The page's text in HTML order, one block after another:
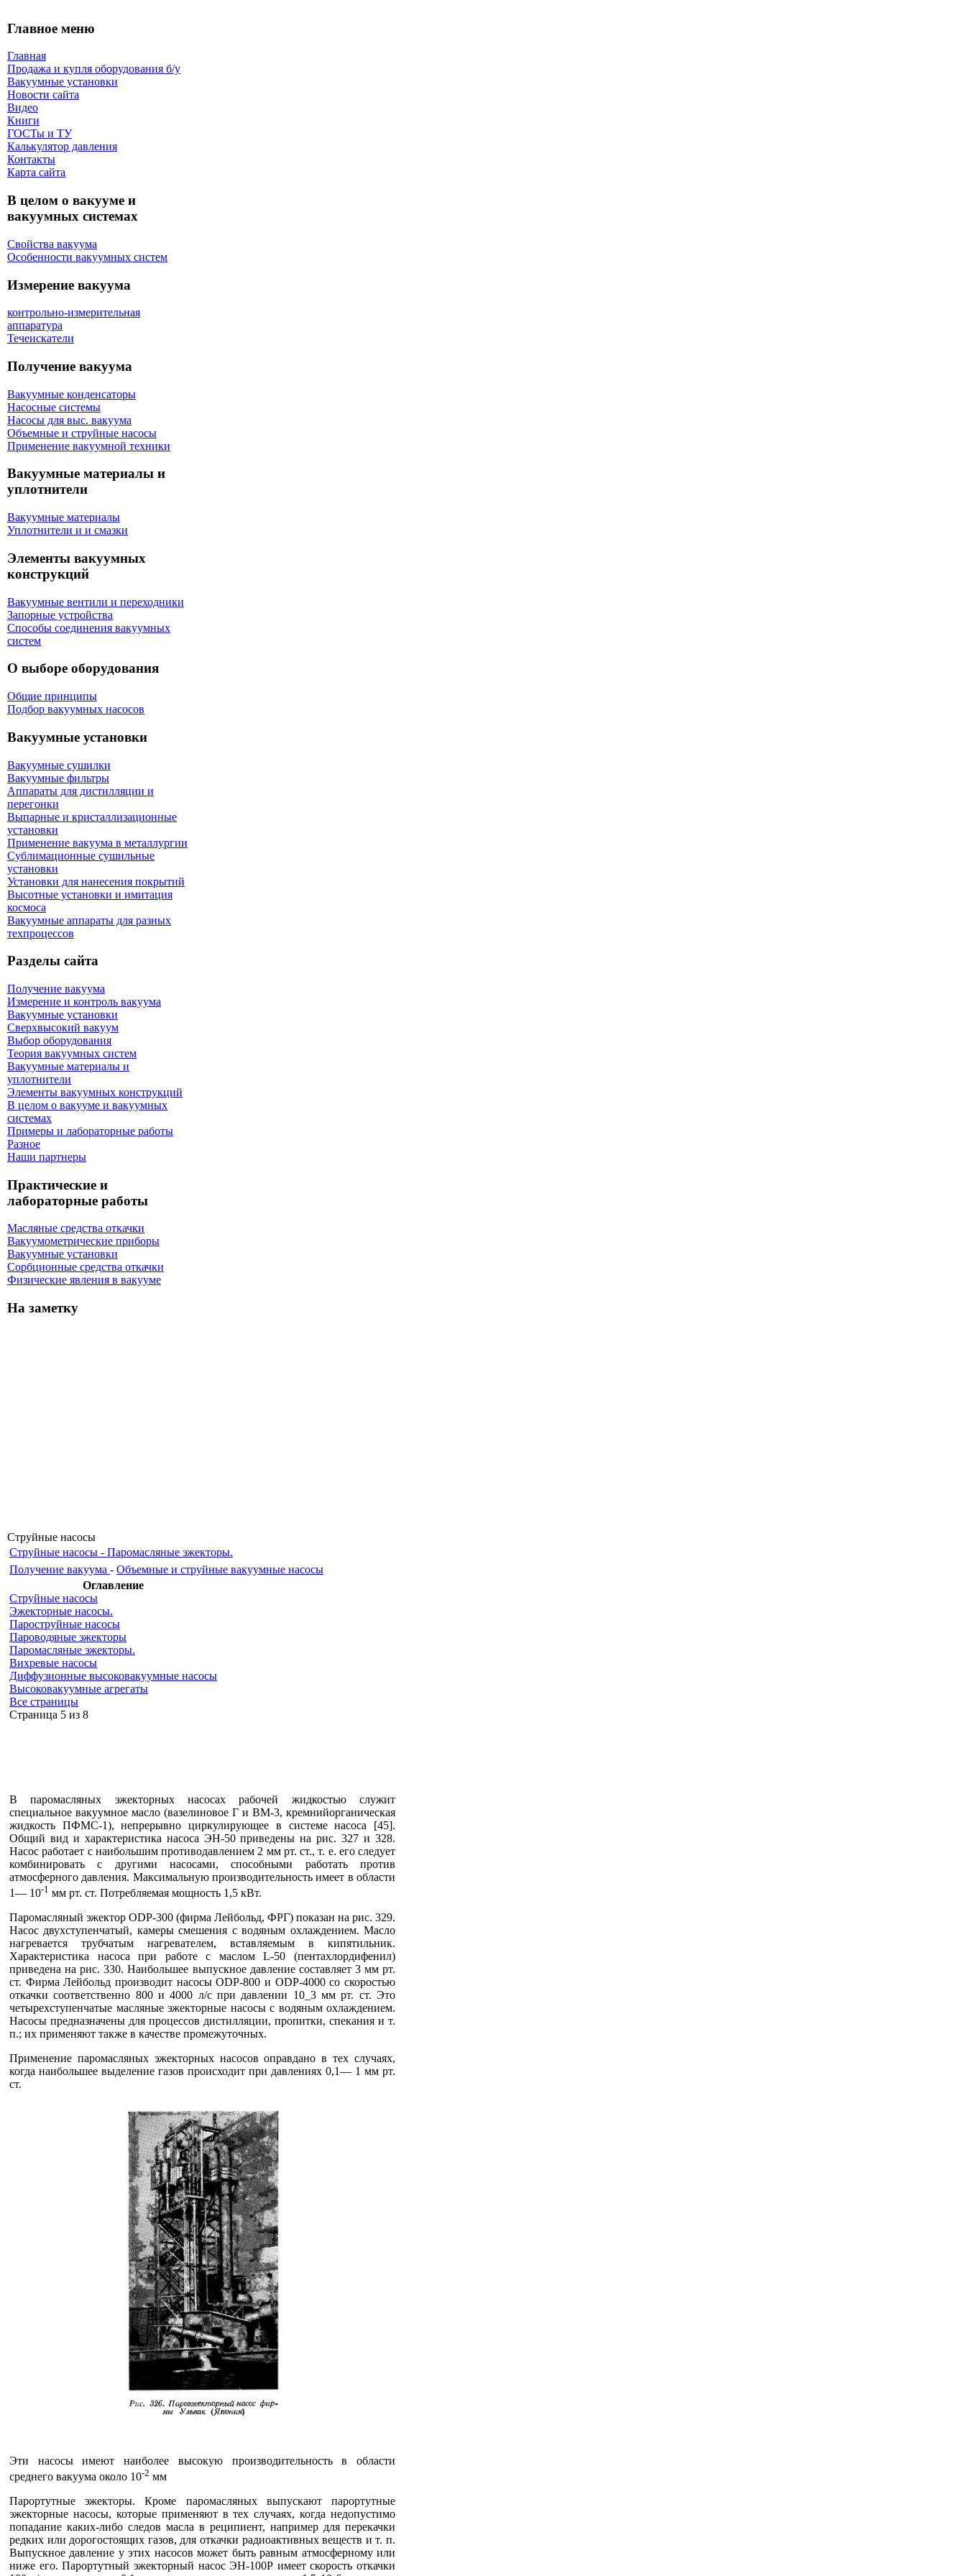
Главное меню
Главная
Продажа и купля оборудования б/y
Вакуумные установки
Новости сайта
Видео
Книги
ГОСТы и ТУ
Калькулятор давления
Контакты
Карта сaйта
В целом о вакууме и
вакуумных системах
Свойства вакуума
Особенности вакуумных систем
Измерение вакуума
контрольно-измерительная
аппаратура
Течеискатели
Получение вакуума
Вакуумные конденсаторы
Насосные системы
Насосы для выс. вакуума
Объемные и струйные насосы
Применение вакуумной техники
Вакуумные материалы и
уплотнители
Вакуумные материалы
Уплотнители и и смазки
Элементы вакуумных
конструкций
Вакуумные вентили и переходники
Запорные устройства
Способы соединения вакуумных
систем
О выборе оборудования
Общие принципы
Подбор вакуумных насосов
Вакуумные установки
Вакуумные сушилки
Вакуумные фильтры
Аппараты для дистилляции и
перегонки
Выпарные и кристаллизационные
установки
Применение вакуума в металлургии
Сублимационные сушильные
установки
Установки для нанесения покрытий
Высотные установки и имитация
космоса
Вакуумные аппараты для разных
техпроцессов
Разделы сайта
Получение вакуума
Измерение и контроль вакуума
Вакуумные установки
Сверхвысокий вакуум
Выбор оборудования
Теория вакуумных систем
Вакуумные материалы и
уплотнители
Элементы вакуумных конструкций
В целом о вакууме и вакуумных
системах
Примеры и лабораторные работы
Разное
Наши партнеры
Практические и
лабораторные работы
Масляные средства откачки
Вакуумометрические приборы
Вакуумные установки
Сорбционные средства откачки
Физические явления в вакууме
На заметку
Струйные насосы
Струйные насосы - Паромасляные эжекторы.
Получение вакуума - Объемные и струйные вакуумные насосы
Оглавление
Струйные насосы
Эжекторные насосы.
Пароструйные насосы
Пароводяные эжекторы
Паромасляные эжекторы.
Вихревые насосы
Диффузионные высоковакуумные насосы
Высоковакуумные агрегаты
Все страницы
Cтраница 5 из 8
В паромасляных эжекторных насосах рабочей жидкостью служит
специальное вакуумное масло (вазелиновое Г и ВМ-3, кремнийорганическая
жидкость ПФМС-1), непрерывно циркулирующее в системе насоса [45].
Общий вид и характеристика насоса ЭН-50 приведены на рис. 327 и 328.
Насос работает с наибольшим противодавлением 2 мм рт. ст., т. е. его следует
комбинировать с другими насосами, способными работать против
атмосферного давления. Максимальную производительность имеет в области
1— 10-1 мм рт. ст. Потребляемая мощность 1,5 кВт.
Паромасляный эжектор ODP-300 (фирма Лейбольд, ФРГ) показан на рис. 329.
Насос двухступенчатый, камеры смешения с водяным охлаждением. Масло
нагревается трубчатым нагревателем, вставляемым в кипятильник.
Характеристика насоса при работе с маслом L-50 (пентахлордифенил)
приведена на рис. 330. Наибольшее выпускное давление составляет 3 мм рт.
ст. Фирма Лейбольд производит насосы ODP-800 и ODP-4000 со скоростью
откачки соответственно 800 и 4000 л/с при давлении 10_3 мм рт. ст. Это
четырехступенчатые масляные эжекторные насосы с водяным охлаждением.
Насосы предназначены для процессов дистилляции, пропитки, спекания и т.
п.; их применяют также в качестве промежуточных.
Применение паромасляных эжекторных насосов оправдано в тех случаях,
когда наибольшее выделение газов происходит при давлениях 0,1— 1 мм рт.
ст.
Эти насосы имеют наиболее высокую производительность в области
среднего вакуума около 10-2 мм
Парортутные эжекторы. Кроме паромасляных выпускают парортутные
эжекторные насосы, которые применяют в тех случаях, когда недопустимо
попадание каких-либо следов масла в реципиент, например для перекачки
редких или дорогостоящих газов, для откачки радиоактивных веществ и т. п.
Выпускное давление у этих насосов может быть равным атмосферному или
ниже его. Парортутный эжекторный насос ЭН-100Р имеет скорость откачки